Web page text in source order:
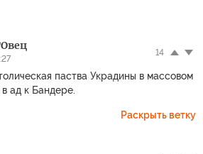
14
паства Украдины в массовом
ад к Бандере.
Раскрыть ветку